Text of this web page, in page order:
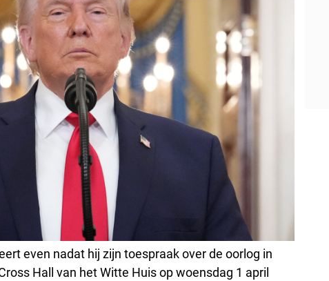
even nadat hij zijn toespraak over de oorlog in
Hall van het Witte Huis op woensdag 1 april